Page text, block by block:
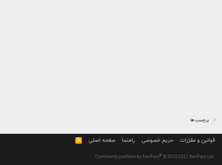
برچسب ها
قوانین و مقرّرات حریم خصوصی راهنما صفحه اصلی
R
S
Community platform by XenForo® © 2010-2021 XenForo Ltd.